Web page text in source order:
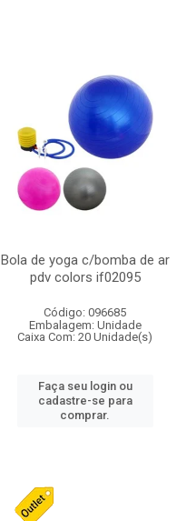
Bola de yoga c/bomba de ar
pdv colors if02095
Código: 096685
Embalagem: Unidade
Caixa Com: 20 Unidade(s)
Faça seu login ou
cadastre-se para
comprar.